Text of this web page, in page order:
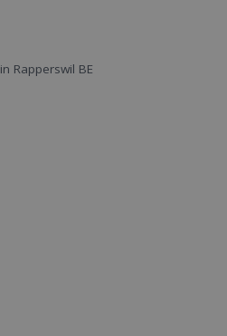
in Rapperswil BE